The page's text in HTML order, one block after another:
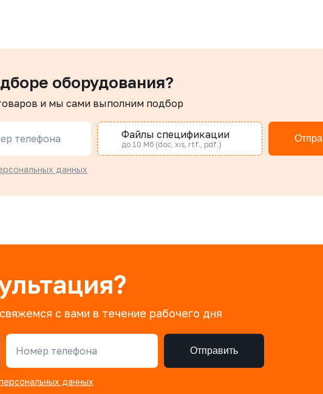
оборудования?
и мы сами выполним подбор
телефона Файлы спецификации
до 10 Мб (doc, xis, rtf., pdf.)
данных
с вами в течение рабочего дня
Номер телефона Отправить
данных